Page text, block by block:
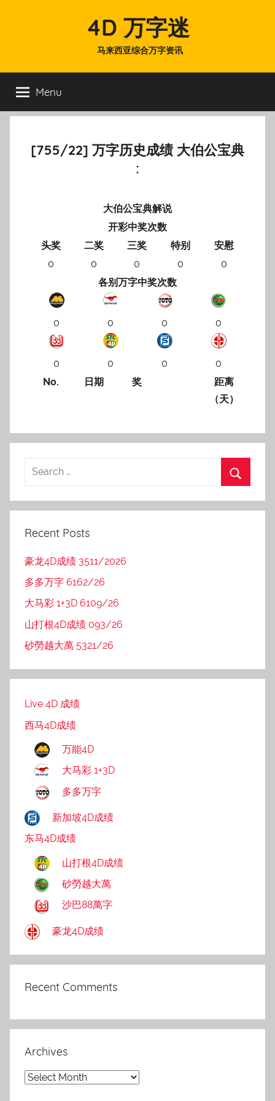
4D 万字迷
马来西亚综合万字资讯
Menu
[755/22] 万字历史成绩 大伯公宝典
:
大伯公宝典解说
开彩中奖次数
头奖
二奖 三奖 特别
安慰
0
0 0 0
0
各别万字中奖次数
0 0 0 0
0 0 0
0
No.
日期 奖
距离
（天）
Recent Posts
豪龙4D成绩 3511/2026
多多万字 6162/26
大马彩 1+3D 6109/26
山打根4D成绩 093/26
砂勞越大萬 5321/26
Live 4D 成绩
西马4D成绩
万能4D
大马彩 1+3D
多多万字
新加坡4D成绩
东马4D成绩
山打根4D成绩
砂勞越大萬
沙巴88萬字
豪龙4D成绩
Recent Comments
Archives
Archives